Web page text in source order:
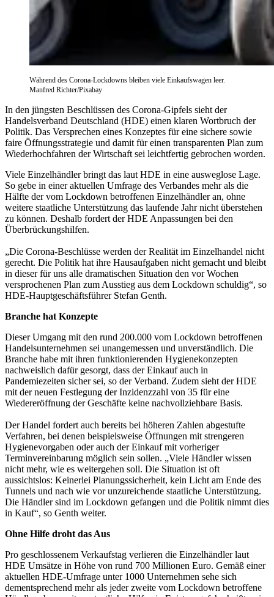
Während des Corona-Lockdowns bleiben viele Einkaufswagen leer.
Manfred Richter/Pixabay
In den jüngsten Beschlüssen des Corona-Gipfels sieht der
Handelsverband Deutschland (HDE) einen klaren Wortbruch der
Politik. Das Versprechen eines Konzeptes für eine sichere sowie
faire Öffnungsstrategie und damit für einen transparenten Plan zum
Wiederhochfahren der Wirtschaft sei leichtfertig gebrochen worden.
Viele Einzelhändler bringt das laut HDE in eine ausweglose Lage.
So gebe in einer aktuellen Umfrage des Verbandes mehr als die
Hälfte der vom Lockdown betroffenen Einzelhändler an, ohne
weitere staatliche Unterstützung das laufende Jahr nicht überstehen
zu können. Deshalb fordert der HDE Anpassungen bei den
Überbrückungshilfen.
„Die Corona-Beschlüsse werden der Realität im Einzelhandel nicht
gerecht. Die Politik hat ihre Hausaufgaben nicht gemacht und bleibt
in dieser für uns alle dramatischen Situation den vor Wochen
versprochenen Plan zum Ausstieg aus dem Lockdown schuldig“, so
HDE-Hauptgeschäftsführer Stefan Genth.
Branche hat Konzepte
Dieser Umgang mit den rund 200.000 vom Lockdown betroffenen
Handelsunternehmen sei unangemessen und unverständlich. Die
Branche habe mit ihren funktionierenden Hygienekonzepten
nachweislich dafür gesorgt, dass der Einkauf auch in
Pandemiezeiten sicher sei, so der Verband. Zudem sieht der HDE
mit der neuen Festlegung der Inzidenzzahl von 35 für eine
Wiedereröffnung der Geschäfte keine nachvollziehbare Basis.
Der Handel fordert auch bereits bei höheren Zahlen abgestufte
Verfahren, bei denen beispielsweise Öffnungen mit strengeren
Hygienevorgaben oder auch der Einkauf mit vorheriger
Terminvereinbarung möglich sein sollen. „Viele Händler wissen
nicht mehr, wie es weitergehen soll. Die Situation ist oft
aussichtslos: Keinerlei Planungssicherheit, kein Licht am Ende des
Tunnels und nach wie vor unzureichende staatliche Unterstützung.
Die Händler sind im Lockdown gefangen und die Politik nimmt dies
in Kauf“, so Genth weiter.
Ohne Hilfe droht das Aus
Pro geschlossenem Verkaufstag verlieren die Einzelhändler laut
HDE Umsätze in Höhe von rund 700 Millionen Euro. Gemäß einer
aktuellen HDE-Umfrage unter 1000 Unternehmen sehe sich
dementsprechend mehr als jeder zweite vom Lockdown betroffene